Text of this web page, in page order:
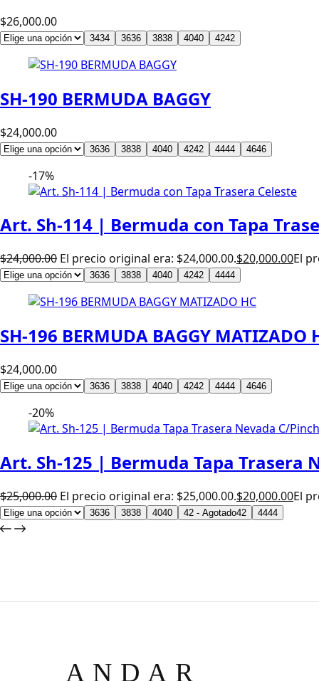
$26,000.00
3434 3636 3838 4040 4242
SH-190 BERMUDA BAGGY
$24,000.00
3636 3838 4040 4242 4444 4646
-17%
Art. Sh-114 | Bermuda con Tapa
$24,000.00 El precio original era: $24,000.00.$20,000.00El
3636 3838 4040 4242 4444
SH-196 BERMUDA BAGGY MATIZADO
$24,000.00
3636 3838 4040 4242 4444 4646
-20%
Art. Sh-125 | Bermuda Tapa Trasera
$25,000.00 El precio original era: $25,000.00.$20,000.00El
3636 3838 4040 42 - Agotado42 4444
ANDAR